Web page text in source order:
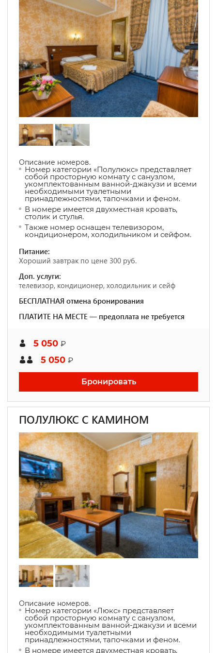
Описание номеров.
Номер категории «Полулюкс» представляет
собой просторную комнату с санузлом,
укомплектованным ванной-джакузи и всеми
необходимыми туалетными
принадлежностями, тапочками и феном.
В номере имеется двухместная кровать,
столик и стулья.
Также номер оснащен телевизором,
кондиционером, холодильником и сейфом.
Питание:
Хороший завтрак по цене 300 руб.
Доп. услуги:
телевизор, кондиционер, холодильник и сейф
БЕСПЛАТНАЯ отмена бронирования
ПЛАТИТЕ НА МЕСТЕ — предоплата не требуется
5 050 ₽
5 050 ₽
Бронировать
ПОЛУЛЮКС С КАМИНОМ
Описание номеров.
Номер категории «Люкс» представляет
собой просторную комнату с санузлом,
укомплектованным ванной-джакузи и всеми
необходимыми туалетными
принадлежностями, тапочками и феном.
В номере имеется двухместная кровать,